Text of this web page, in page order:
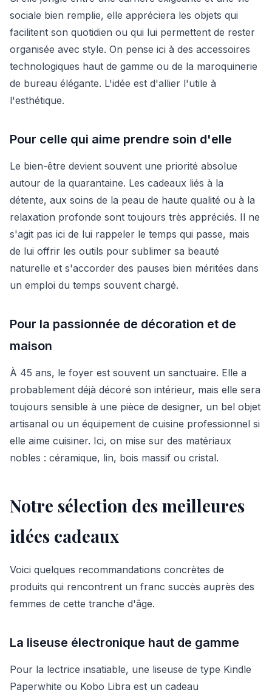
sociale bien remplie, elle appréciera les objets qui
facilitent son quotidien ou qui lui permettent de rester
organisée avec style. On pense ici à des accessoires
technologiques haut de gamme ou de la maroquinerie
de bureau élégante. L'idée est d'allier l'utile à
l'esthétique.
Pour celle qui aime prendre soin d'elle
Le bien-être devient souvent une priorité absolue
autour de la quarantaine. Les cadeaux liés à la
détente, aux soins de la peau de haute qualité ou à la
relaxation profonde sont toujours très appréciés. Il ne
s'agit pas ici de lui rappeler le temps qui passe, mais
de lui offrir les outils pour sublimer sa beauté
naturelle et s'accorder des pauses bien méritées dans
un emploi du temps souvent chargé.
Pour la passionnée de décoration et de
maison
À 45 ans, le foyer est souvent un sanctuaire. Elle a
probablement déjà décoré son intérieur, mais elle sera
toujours sensible à une pièce de designer, un bel objet
artisanal ou un équipement de cuisine professionnel si
elle aime cuisiner. Ici, on mise sur des matériaux
nobles : céramique, lin, bois massif ou cristal.
Notre sélection des meilleures
idées cadeaux
Voici quelques recommandations concrètes de
produits qui rencontrent un franc succès auprès des
femmes de cette tranche d'âge.
La liseuse électronique haut de gamme
Pour la lectrice insatiable, une liseuse de type Kindle
Paperwhite ou Kobo Libra est un cadeau